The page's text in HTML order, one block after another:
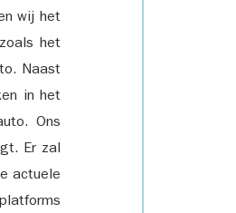
wij het
het
Naast
in het
Ons
Er zal
actuele